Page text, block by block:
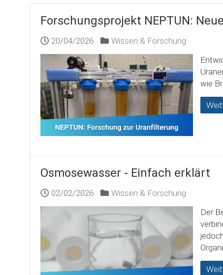
Forschungsprojekt NEPTUN:
20/04/2026
Wissen & Forschung
wie
Osmosewasser - Einfach erklärt
02/02/2026
Wissen & Forschung
Der